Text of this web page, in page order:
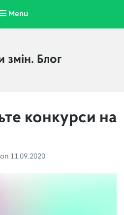
Menu
змін. Блог
конкурси на
on 11.09.2020